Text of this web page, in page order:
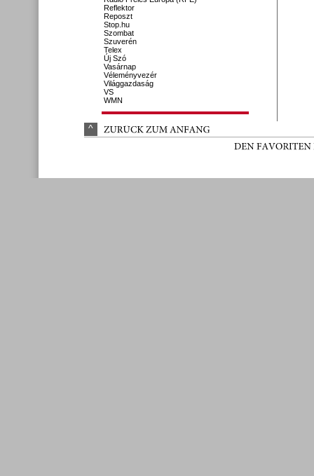
Reflektor
Reposzt
Stop.hu
Szombat
Szuverén
Telex
Új Szó
Vasárnap
Véleményvezér
Világgazdaság
VS
WMN
^ ZURÜCK ZUM ANFANG
DEN FAVORITEN